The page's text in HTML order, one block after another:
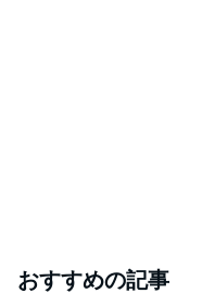
おすすめの記事